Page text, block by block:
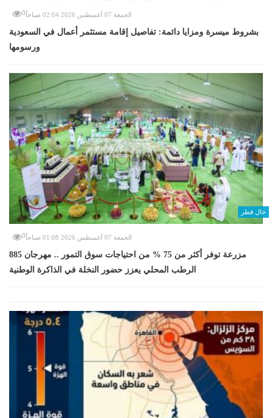
الجمعة 07 أغسطس 2026 02:04 صباحاً 0
بشروط ميسرة ومزايا دائمة: تفاصيل إقامة مستثمر أعمال في السعودية
ورسومها
حال قطر
الجمعة 07 أغسطس 2026 01:08 صباحاً 0
885 مزرعة توفر أكثر من 75 % من احتياجات سوق التمور .. مهرجان
الرطب المحلي يعزز حضور النخلة في الذاكرة الوطنية